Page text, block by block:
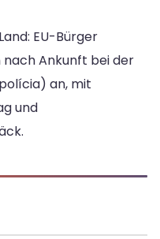
EU-Bürger
nach Ankunft bei der
an, mit
und